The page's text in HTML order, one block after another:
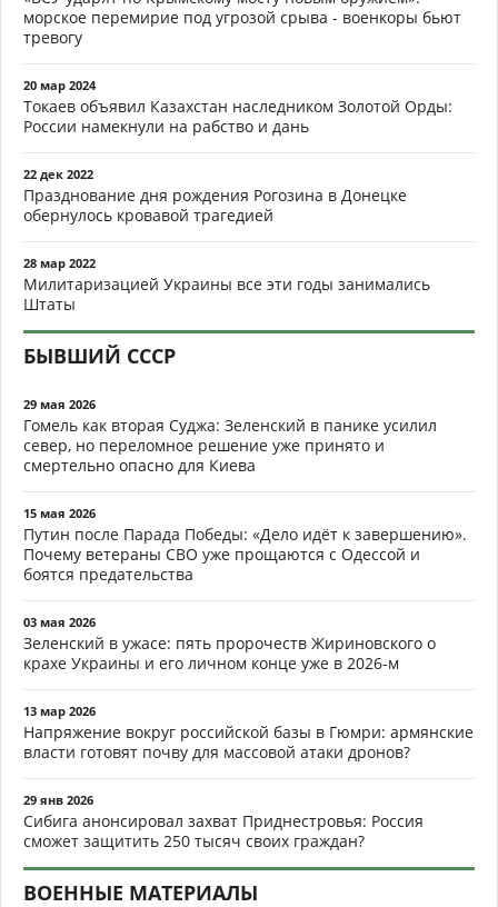
морское перемирие под угрозой срыва - военкоры бьют
тревогу
20 мар 2024
Токаев объявил Казахстан наследником Золотой Орды:
России намекнули на рабство и дань
22 дек 2022
Празднование дня рождения Рогозина в Донецке
обернулось кровавой трагедией
28 мар 2022
Милитаризацией Украины все эти годы занимались
Штаты
БЫВШИЙ СССР
29 мая 2026
Гомель как вторая Суджа: Зеленский в панике усилил
север, но переломное решение уже принято и
смертельно опасно для Киева
15 мая 2026
Путин после Парада Победы: «Дело идёт к завершению».
Почему ветераны СВО уже прощаются с Одессой и
боятся предательства
03 мая 2026
Зеленский в ужасе: пять пророчеств Жириновского о
крахе Украины и его личном конце уже в 2026-м
13 мар 2026
Напряжение вокруг российской базы в Гюмри: армянские
власти готовят почву для массовой атаки дронов?
29 янв 2026
Сибига анонсировал захват Приднестровья: Россия
сможет защитить 250 тысяч своих граждан?
ВОЕННЫЕ МАТЕРИАЛЫ